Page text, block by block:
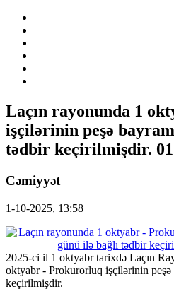
Laçın rayonunda 1
işçilərinin peşə
tədbir keçirilmişdir.
Cəmiyyət
1-10-2025, 13:58
2025-ci il 1 oktyabr tarixdə Laçın
oktyabr - Prokurorluq işçilərinin peşə
keçirilmişdir.